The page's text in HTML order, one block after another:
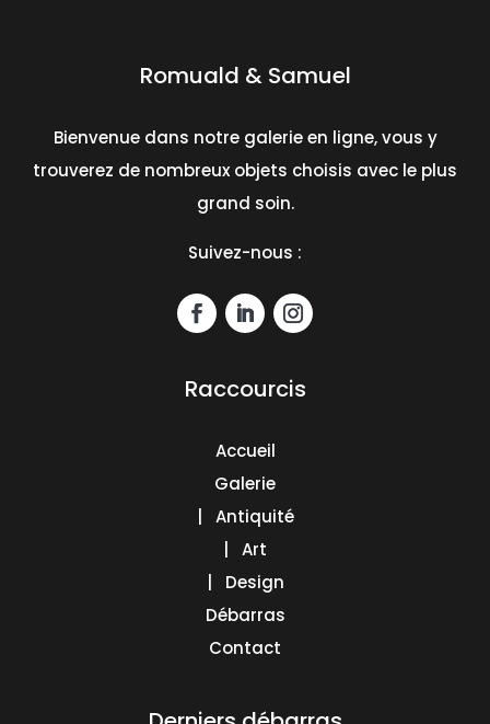
Romuald & Samuel
Bienvenue dans notre galerie en ligne, vous y
trouverez de nombreux objets choisis avec le plus
grand soin.
Suivez-nous :
Raccourcis
Accueil
Galerie
| Antiquité
| Art
| Design
Débarras
Contact